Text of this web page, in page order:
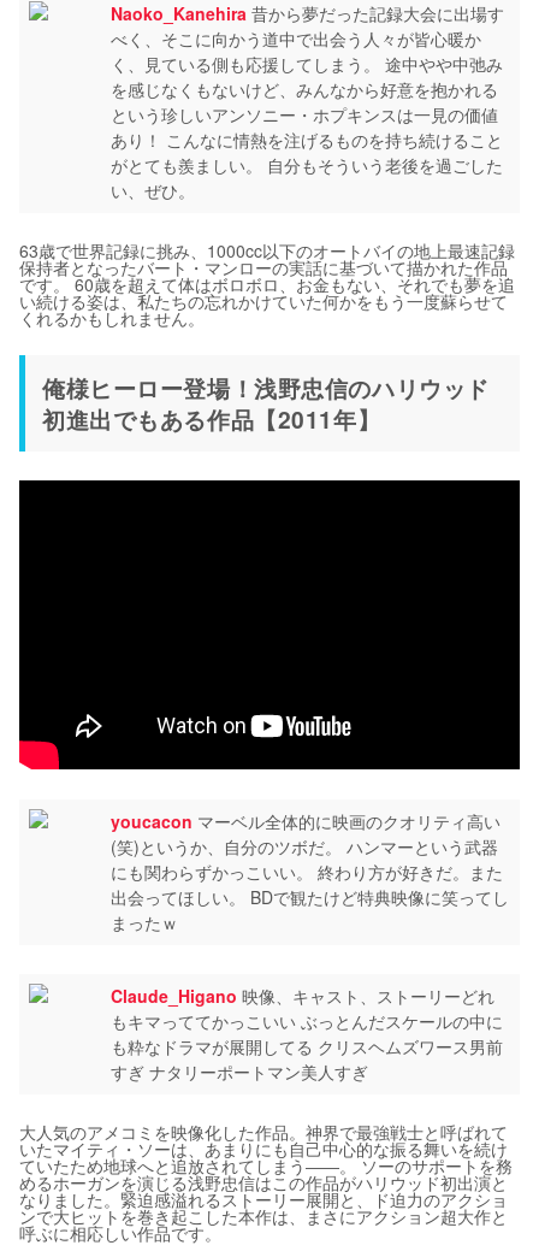
Naoko_Kanehira 昔から夢だった記録大会に出場す
べく、そこに向かう道中で出会う人々が皆心暖か
く、見ている側も応援してしまう。 途中やや中弛み
を感じなくもないけど、みんなから好意を抱かれる
という珍しいアンソニー・ホプキンスは一見の価値
あり！ こんなに情熱を注げるものを持ち続けること
がとても羨ましい。 自分もそういう老後を過ごした
い、ぜひ。
63歳で世界記録に挑み、1000cc以下のオートバイの地上最速記録
保持者となったバート・マンローの実話に基づいて描かれた作品
です。 60歳を超えて体はボロボロ、お金もない、それでも夢を追
い続ける姿は、私たちの忘れかけていた何かをもう一度蘇らせて
くれるかもしれません。
俺様ヒーロー登場！浅野忠信のハリウッド
初進出でもある作品【2011年】
youcacon マーベル全体的に映画のクオリティ高い
(笑)というか、自分のツボだ。 ハンマーという武器
にも関わらずかっこいい。 終わり方が好きだ。また
出会ってほしい。 BDで観たけど特典映像に笑ってし
まったｗ
Claude_Higano 映像、キャスト、ストーリーどれ
もキマっててかっこいい ぶっとんだスケールの中に
も粋なドラマが展開してる クリスヘムズワース男前
すぎ ナタリーポートマン美人すぎ
大人気のアメコミを映像化した作品。神界で最強戦士と呼ばれて
いたマイティ・ソーは、あまりにも自己中心的な振る舞いを続け
ていたため地球へと追放されてしまう――。 ソーのサポートを務
めるホーガンを演じる浅野忠信はこの作品がハリウッド初出演と
なりました。緊迫感溢れるストーリー展開と、ド迫力のアクショ
ンで大ヒットを巻き起こした本作は、まさにアクション超大作と
呼ぶに相応しい作品です。